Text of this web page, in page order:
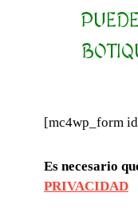
[mc4wp_form
Es necesario
PRIVACIDAD